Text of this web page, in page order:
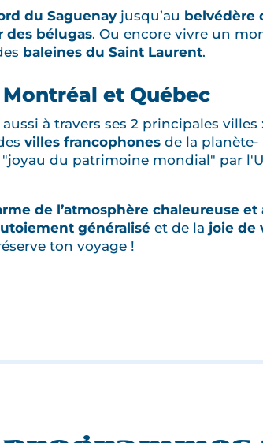
du Saguenay jusqu’au belvédère
des bélugas. Ou encore vivre un
baleines du Saint Laurent.
et Québec
à travers ses 2 principales villes
villes francophones de la planète-
du patrimoine mondial" par
de l’atmosphère chaleureuse
généralisé et de la joie de
ton voyage !